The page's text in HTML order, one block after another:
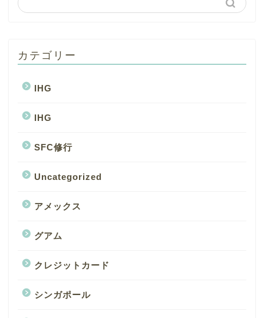
カテゴリー
IHG
IHG
SFC修行
Uncategorized
アメックス
グアム
クレジットカード
シンガポール